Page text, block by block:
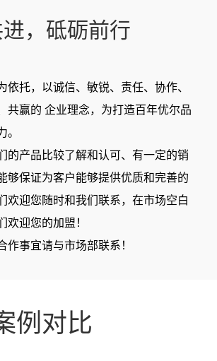
，砥砺前行
依托，以诚信、敏锐、责任、协作、
共赢的 企业理念，为打造百年优尔品
。
的产品比较了解和认可、有一定的销
够保证为客户能够提供优质和完善的
欢迎您随时和我们联系，在市场空白
欢迎您的加盟！
作事宜请与市场部联系！
例对比